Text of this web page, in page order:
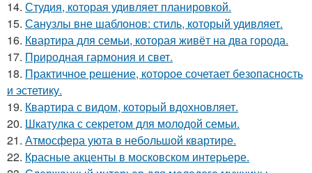
14. Студия, которая удивляет планировкой.
15. Санузлы вне шаблонов: стиль, который удивляет.
16. Квартира для семьи, которая живёт на два города.
17. Природная гармония и свет.
18. Практичное решение, которое сочетает безопасность
и эстетику.
19. Квартира с видом, который вдохновляет.
20. Шкатулка с секретом для молодой семьи.
21. Атмосфера уюта в небольшой квартире.
22. Красные акценты в московском интерьере.